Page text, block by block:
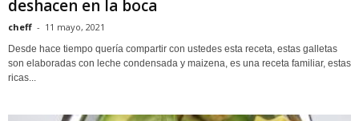
deshacen en la boca
cheff - 11 mayo, 2021
Desde hace tiempo quería compartir con ustedes esta receta, estas galletas
son elaboradas con leche condensada y maizena, es una receta familiar, estas
ricas...